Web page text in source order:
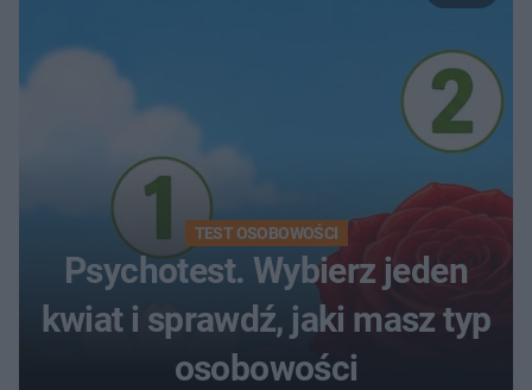
TEST OSOBOWOŚCI
Psychotest. Wybierz jeden
kwiat i sprawdź, jaki masz typ
osobowości